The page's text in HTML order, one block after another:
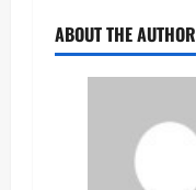
ABOUT THE AUTHOR